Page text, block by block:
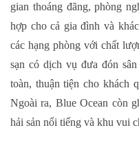
gian thoáng đãng, phòng
hợp cho cả gia đình và
các hạng phòng với chất
sạn có dịch vụ đưa đón
toàn, thuận tiện cho khách
Ngoài ra, Blue Ocean còn
hải sản nổi tiếng và khu vui